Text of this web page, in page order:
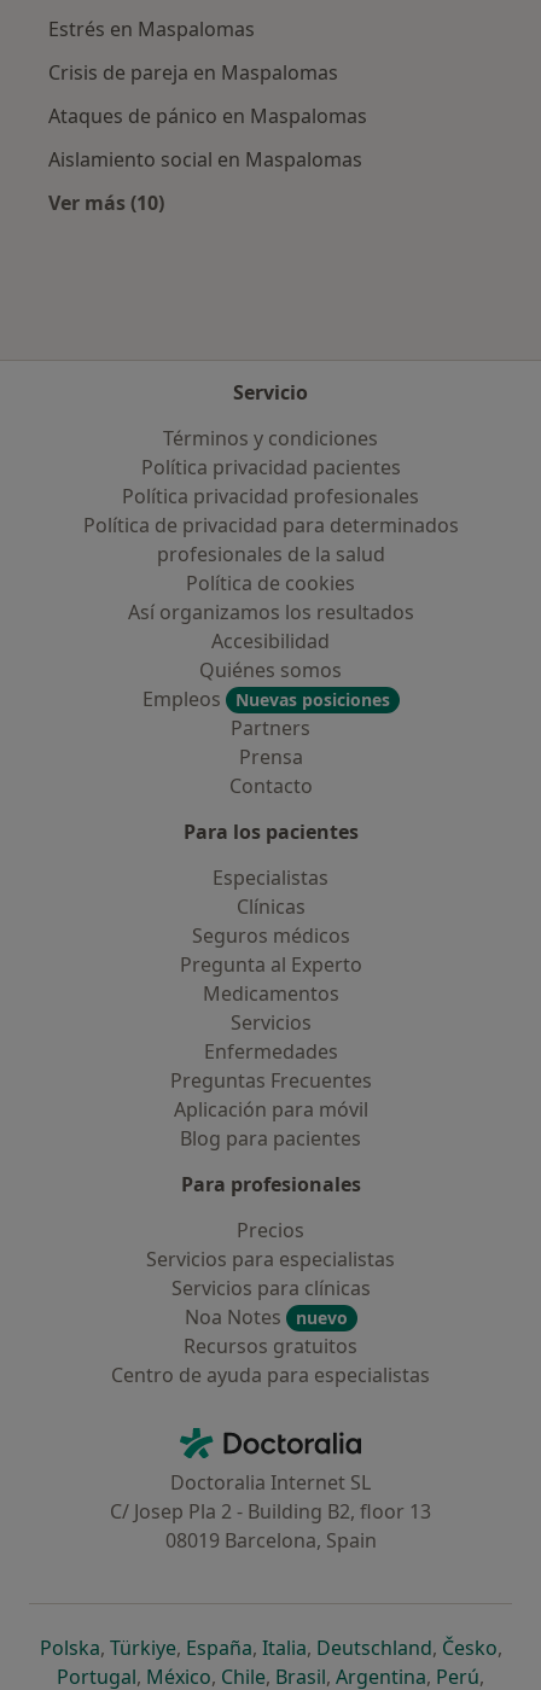
Estrés en Maspalomas
Crisis de pareja en Maspalomas
Ataques de pánico en Maspalomas
Aislamiento social en Maspalomas
Ver más (10)
Servicio
Términos y condiciones
Política privacidad pacientes
Política privacidad profesionales
Política de privacidad para determinados
profesionales de la salud
Política de cookies
Así organizamos los resultados
Accesibilidad
Quiénes somos
Empleos
Nuevas posiciones
Partners
Prensa
Contacto
Para los pacientes
Especialistas
Clínicas
Seguros médicos
Pregunta al Experto
Medicamentos
Servicios
Enfermedades
Preguntas Frecuentes
Aplicación para móvil
Blog para pacientes
Para profesionales
Precios
Servicios para especialistas
Servicios para clínicas
Noa Notes
nuevo
Recursos gratuitos
Centro de ayuda para especialistas
Doctoralia - Página de inicio
Doctoralia Internet SL
C/ Josep Pla 2 - Building B2, floor 13
08019 Barcelona, Spain
Polskase abre en una nueva pestaña
, Türkiyese abre en una nueva pestaña
, Españase abre en una nueva pestaña
, Italiase abre en una nueva
, Deutschlandse abre en
, Českose
,
Portugalse abre en una nueva pestaña
, Méxicose abre en una nueva pestaña
, Chilese abre en una nueva pestaña
, Brasilse abre en una nueva
, Argentinase abre en
, Perúse
,